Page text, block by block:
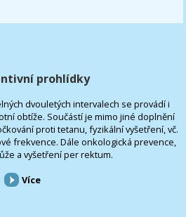
prohlídky
dvouletých intervalech se provádí i
obtíže. Součástí je mimo jiné doplnění
proti tetanu, fyzikální vyšetření, vč.
frekvence. Dále onkologická prevence,
a vyšetření per rektum.
Více